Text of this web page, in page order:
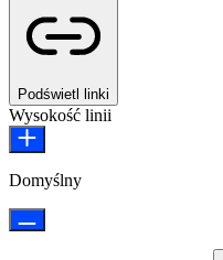
Podświetl linki
Wysokość linii
Domyślny